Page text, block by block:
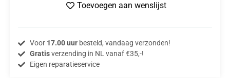
Toevoegen aan wenslijst
Voor 17.00 uurbesteld, vandaag verzonden!
Gratisverzending in NL vanaf €35,-!
Eigen reparatieservice